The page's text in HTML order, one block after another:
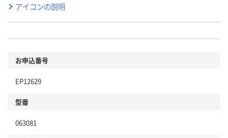
アイコンの説明
お申込番号
EP12629
型番
063081